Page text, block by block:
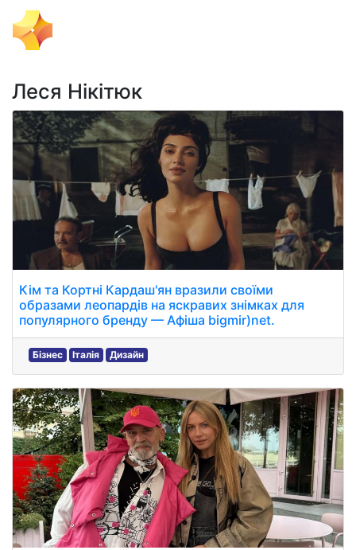
Леся Нікітюк
Кім та Кортні Кардаш'ян вразили своїми
образами леопардів на яскравих знімках для
популярного бренду — Афіша bigmir)net.
Бізнес Італія Дизайн